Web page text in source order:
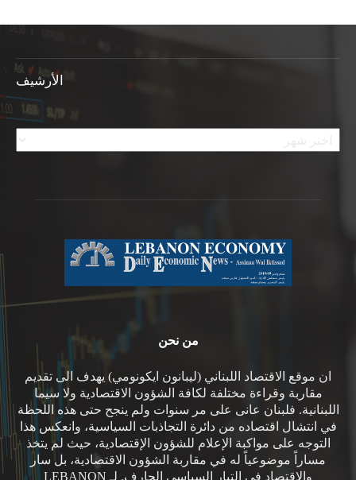
الأرشيف
الأرشيف
من نحن
ان موقع الاقتصاد اللبناني (ليبانون ايكونومي) يهدف الى تقديم
مقاربة وقراءة مختلفة لكافة الشؤون الاقتصادية ولا سيما
اللبنانية. فلبنان عانى على مر سنوات ولم ينجح حتى هذه اللحظة
في انتشال اقتصاده من دائرة التجاذبات السياسية، وانعكس هذا
التوجه على مواكبة الإعلام للشؤون الإقتصادية، حيث لم يتخذ
مساراً موضوعياً له في مقاربة الشؤون الاقتصادية، بل سار
والاقتصاد في التيار السياسي الجارف. لـ LEBANON